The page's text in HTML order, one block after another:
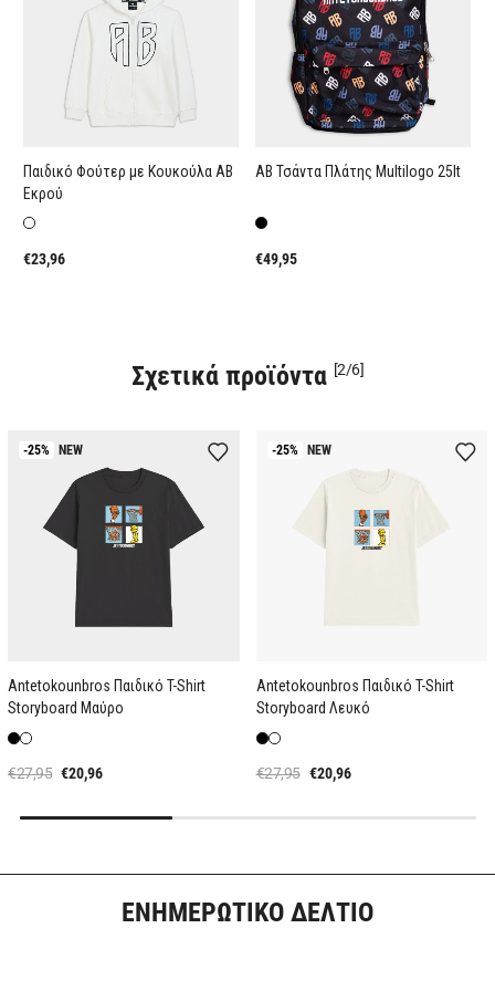
Παιδικό Φούτερ με Κουκούλα AB
Εκρού
€23,96
AB Τσάντα Πλάτης Multilogo 25lt
€49,95
Σχετικά προϊόντα [2/6]
-25% NEW
Antetokounbros Παιδικό T-Shirt
Storyboard Μαύρο
€27,95 €20,96
-25% NEW
Antetokounbros Παιδικό T-Shirt
Storyboard Λευκό
€27,95 €20,96
ΕΝΗΜΕΡΩΤΙΚΟ ΔΕΛΤΙΟ